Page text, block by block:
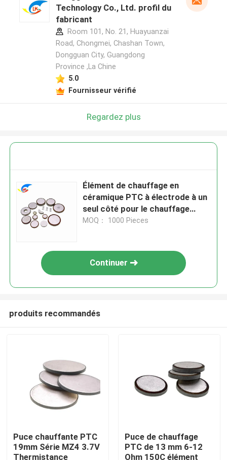
Technology Co., Ltd. profil du
fabricant
Room 101, No. 21, Huayuanzai
Road, Chongmei, Chashan Town,
Dongguan City, Guangdong
Province ,La Chine
5.0
Fournisseur vérifié
Regardez plus
Élément de chauffage en
céramique PTC à électrode à un
seul côté pour le chauffage
compact
MOQ： 1000 Pieces
Continuer
produits recommandés
Puce chauffante PTC
19mm Série MZ4 3.7V
Thermistance
Puce de chauffage
PTC de 13 mm 6-12
Ohm 150C élément